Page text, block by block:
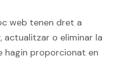
web tenen dret a
actualitzar o eliminar la
hagin proporcionat en